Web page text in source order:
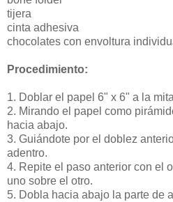
tijera
cinta adhesiva
chocolates con envoltura
Procedimiento:
1. Doblar el papel 6" x 6" a la
2. Mirando el papel como
hacia abajo.
3. Guiándote por el doblez
adentro.
4. Repite el paso anterior con el
uno sobre el otro.
5. Dobla hacia abajo la parte de